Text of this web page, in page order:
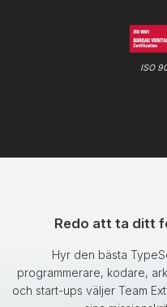
ISO
Redo att ta ditt
Hyr den bästa
programmerare, kodare,
och start-ups väljer Team